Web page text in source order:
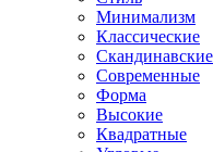
Минимализм
Классические
Скандинавские
Современные
Форма
Высокие
Квадратные